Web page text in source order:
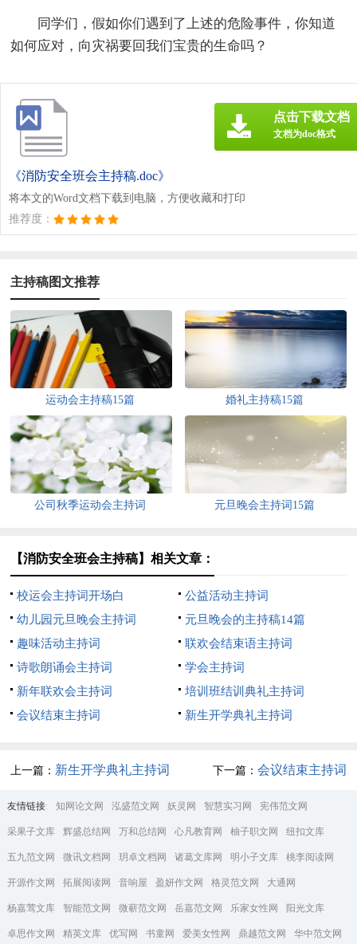
同学们，假如你们遇到了上述的危险事件，你知道
如何应对，向灾祸要回我们宝贵的生命吗？
《消防安全班会主持稿.doc》
将本文的Word文档下载到电脑，方便收藏和打印
推荐度：
点击下载文档
文档为doc格式
主持稿图文推荐
运动会主持稿15篇 婚礼主持稿15篇
公司秋季运动会主持词 元旦晚会主持词15篇
【消防安全班会主持稿】相关文章：
校运会主持词开场白
公益活动主持词
幼儿园元旦晚会主持词
元旦晚会的主持稿14篇
趣味活动主持词
联欢会结束语主持词
诗歌朗诵会主持词
学会主持词
新年联欢会主持词
培训班结训典礼主持词
会议结束主持词
新生开学典礼主持词
上一篇： 新生开学典礼主持词 下一篇： 会议结束主持词
友情链接: 知网论文网 泓盛范文网 妖灵网 智慧实习网 宪伟范文网
采果子文库 辉盛总结网 万和总结网 心凡教育网 柚子职文网 纽扣文库
五九范文网 微讯文档网 玥卓文档网 诸葛文库网 明小子文库 桃李阅读网
开源作文网 拓展阅读网 音响屋 盈妍作文网 格灵范文网 大通网
杨嘉莺文库 智能范文网 微蕲范文网 岳嘉范文网 乐家女性网 阳光文库
卓思作文网 精英文库 优写网 书童网 爱美女性网 鼎越范文网 华中范文网